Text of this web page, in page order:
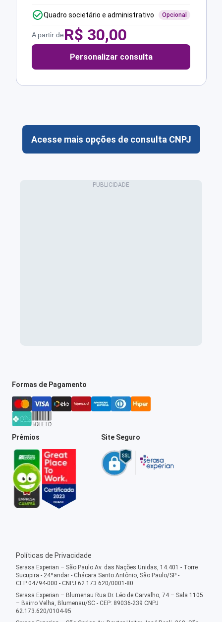
Quadro societário e administrativo Opcional
A partir deR$ 30,00
Personalizar consulta
Acesse mais opções de consulta CNPJ
Formas de Pagamento
Prêmios Site Seguro
Políticas de Privacidade
Serasa Experian – São Paulo Av. das Nações Unidas, 14.401 - Torre
Sucupira - 24ºandar - Chácara Santo Antônio, São Paulo/SP -
CEP:04794-000 - CNPJ 62.173.620/0001-80
Serasa Experian – Blumenau Rua Dr. Léo de Carvalho, 74 – Sala 1105
– Bairro Velha, Blumenau/SC - CEP: 89036-239 CNPJ
62.173.620/0104-95